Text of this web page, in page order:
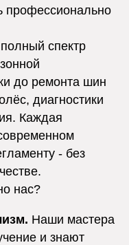
профессионально
спектр
до ремонта шин
диагностики
Каждая
- без
нас?
Наши мастера
и знают